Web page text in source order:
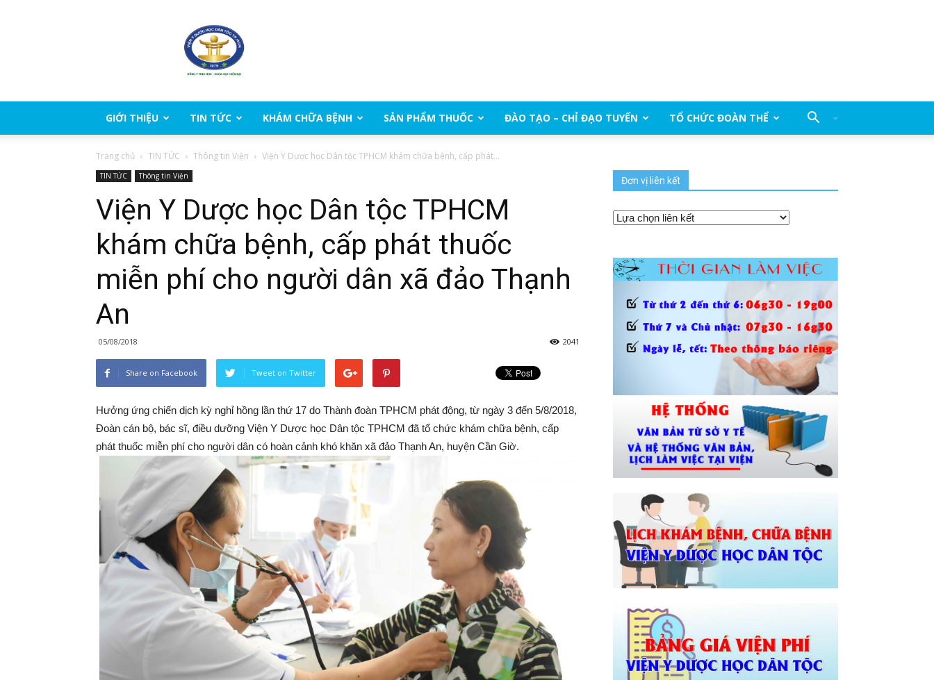
tộc
Thành
Chí
Minh
GIỚI THIỆU TIN TỨC KHÁM CHỮA BỆNH SẢN PHẨM THUỐC ĐÀO TẠO – CHỈ ĐẠO TUYẾN TỔ CHỨC ĐOÀN THỂ
Trang chủ TIN TỨC Thông tin Viện Viện Y Dược học Dân tộc TPHCM khám chữa bệnh, cấp phát...
TIN TỨC Thông tin Viện
Viện Y Dược học Dân tộc TPHCM
khám chữa bệnh, cấp phát thuốc
miễn phí cho người dân xã đảo Thạnh
An
05/08/2018 2041
Share on Facebook Tweet on Twitter
Hưởng ứng chiến dịch kỳ nghỉ hồng lần thứ 17 do Thành đoàn TPHCM phát động, từ ngày 3 đến 5/8/2018,
Đoàn cán bộ, bác sĩ, điều dưỡng Viện Y Dược học Dân tộc TPHCM đã tổ chức khám chữa bệnh, cấp
phát thuốc miễn phí cho người dân có hoàn cảnh khó khăn xã đảo Thạnh An, huyện Cần Giờ.
Đơn vị liên kết